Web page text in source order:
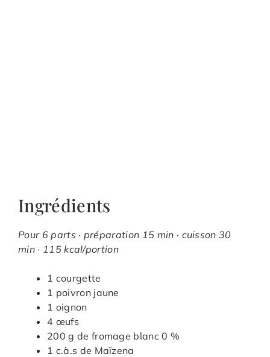
Ingrédients
Pour 6 parts · préparation 15 min · cuisson 30
min · 115 kcal/portion
1 courgette
1 poivron jaune
1 oignon
4 œufs
200 g de fromage blanc 0 %
1 c.à.s de Maïzena